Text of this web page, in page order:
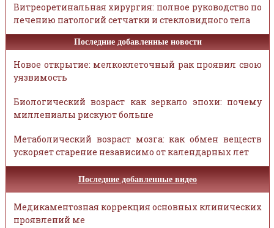
Витреоретинальная хирургия: полное руководство по
лечению патологий сетчатки и стекловидного тела
Последние добавленные новости
Новое открытие: мелкоклеточный рак проявил свою
уязвимость
Биологический возраст как зеркало эпохи: почему
миллениалы рискуют больше
Метаболический возраст мозга: как обмен веществ
ускоряет старение независимо от календарных лет
Последние добавленные видео
Медикаментозная коррекция основных клинических
проявлений ме